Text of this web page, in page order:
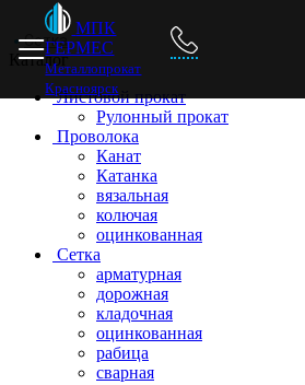
МПК
ГЕРМЕС
Металлопрокат
Красноярск
Сетка
Каталог
Листовой прокат
Рулонный прокат
Проволока
Канат
Катанка
вязальная
колючая
оцинкованная
Сетка
арматурная
дорожная
кладочная
оцинкованная
рабица
сварная